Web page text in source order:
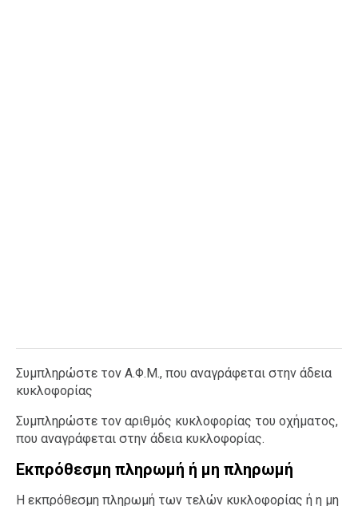
Συμπληρώστε τον Α.Φ.Μ., που αναγράφεται στην άδεια
κυκλοφορίας
Συμπληρώστε τον αριθμός κυκλοφορίας του οχήματος,
που αναγράφεται στην άδεια κυκλοφορίας.
Εκπρόθεσμη πληρωμή ή μη πληρωμή
Η εκπρόθεσμη πληρωμή των τελών κυκλοφορίας ή η μη